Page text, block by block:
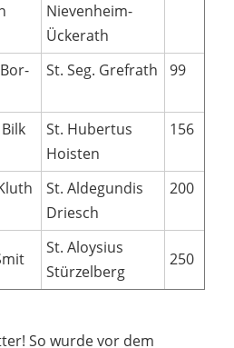
Nievenheim-
Ückerath
St. Seg. Grefrath 99
St. Huber­tus
Hoisten
156
St. Alde­gun­dis
Driesch
200
St. Aloy­sius
Stürzelberg
250
So wurde vor dem